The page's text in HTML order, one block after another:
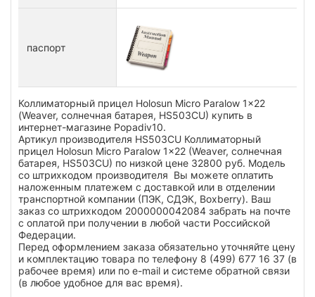
паспорт
Коллиматорный прицел Holosun Micro Paralow 1x22
(Weaver, солнечная батарея, HS503CU) купить в
интернет-магазине Popadiv10.
Артикул производителя HS503CU Коллиматорный
прицел Holosun Micro Paralow 1x22 (Weaver, солнечная
батарея, HS503CU) по низкой цене 32800 руб. Модель
со штрихкодом производителя Вы можете оплатить
наложенным платежем с доставкой или в отделении
транспортной компании (ПЭК, СДЭК, Boxberry). Ваш
заказ со штрихкодом 2000000042084 забрать на почте
с оплатой при получении в любой части Российской
Федерации.
Перед оформлением заказа обязательно уточняйте цену
и комплектацию товара по телефону 8 (499) 677 16 37 (в
рабочее время) или по e-mail и системе обратной связи
(в любое удобное для вас время).